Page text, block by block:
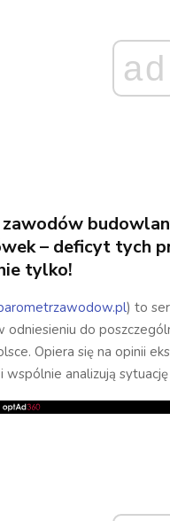
ad
– deficyt tych
tylko!
) to
odniesieniu do
Opiera się na opinii
wspólnie analizują